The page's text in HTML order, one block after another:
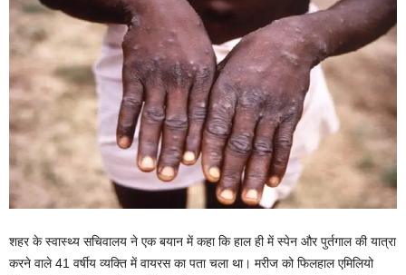
शहर के स्वास्थ्य सचिवालय ने एक बयान में कहा कि हाल ही में स्पेन और पुर्तगाल की यात्रा
करने वाले 41 वर्षीय व्यक्ति में वायरस का पता चला था। मरीज को फिलहाल एमिलियो